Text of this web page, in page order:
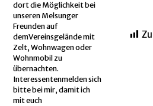
dort die Möglichkeit bei
unseren Melsunger
Freunden auf
demVereinsgelände mit
Zelt, Wohnwagen oder
Wohnmobil zu
übernachten.
Interessentenmelden sich
bitte bei mir, damit ich
mit euch